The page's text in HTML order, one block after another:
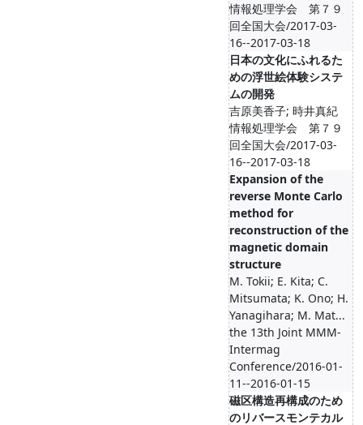
情報処理学会 第７９
回全国大会/2017-03-
16--2017-03-18
日本の文化にふれるた
めの浮世絵体験システ
ムの開発
吉原美香子; 時井真紀
情報処理学会 第７９
回全国大会/2017-03-
16--2017-03-18
Expansion of the
reverse Monte Carlo
method for
reconstruction of the
magnetic domain
structure
M. Tokii; E. Kita; C.
Mitsumata; K. Ono; H.
Yanagihara; M. Mat...
the 13th Joint MMM-
Intermag
Conference/2016-01-
11--2016-01-15
磁区構造再構成のため
のリバースモンテカル